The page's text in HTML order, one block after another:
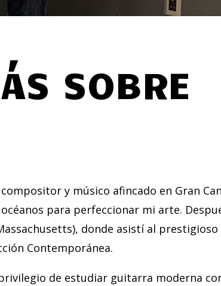
SOBRE
y músico afincado en Gran
para perfeccionar mi arte.
donde asistí al
Contemporánea.
de estudiar guitarra moderna